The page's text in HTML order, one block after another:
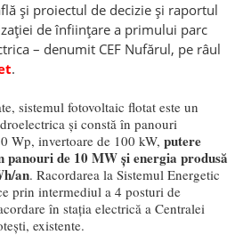
și proiectul de decizie și raportul
de înființare a primului parc
– denumit CEF Nufărul, pe râul
.
sistemul fotovoltaic flotat este un
și constă în panouri
Wp, invertoare de 100 kW,putere
panouri de 10 MW și energia produsă
an. Racordarea la Sistemul Energetic
prin intermediul a 4 posturi de
în stația electrică a Centralei
existente.